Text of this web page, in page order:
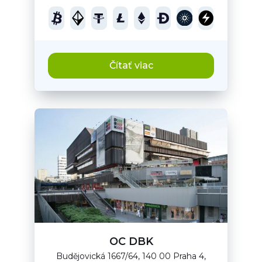
Čítať viac
OC DBK
Budějovická 1667/64, 140 00 Praha 4,